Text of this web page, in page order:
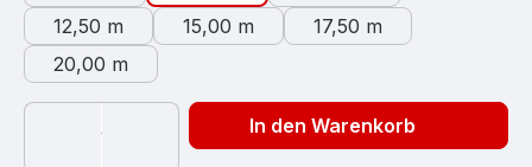
12,50 m
15,00 m
17,50 m
20,00 m
In den Warenkorb